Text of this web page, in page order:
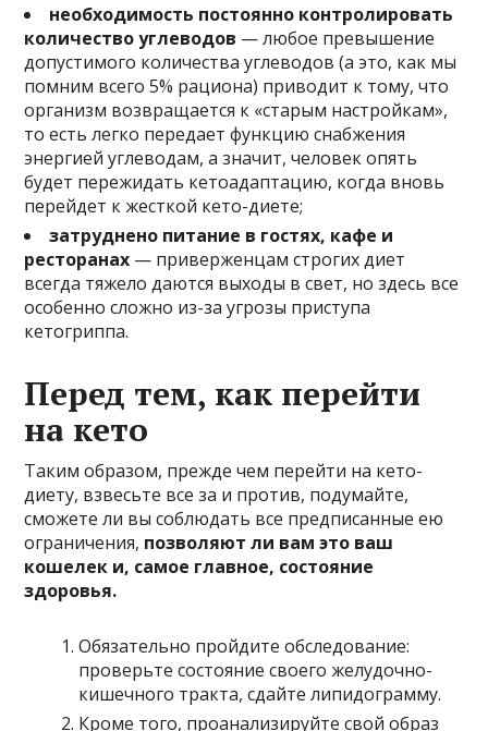
необходимость постоянно контролировать
количество углеводов — любое превышение
допустимого количества углеводов (а это, как мы
помним всего 5% рациона) приводит к тому, что
организм возвращается к «старым настройкам»,
то есть легко передает функцию снабжения
энергией углеводам, а значит, человек опять
будет пережидать кетоадаптацию, когда вновь
перейдет к жесткой кето-диете;
затруднено питание в гостях, кафе и
ресторанах — приверженцам строгих диет
всегда тяжело даются выходы в свет, но здесь все
особенно сложно из-за угрозы приступа
кетогриппа.
Перед тем, как перейти
на кето
Таким образом, прежде чем перейти на кето-
диету, взвесьте все за и против, подумайте,
сможете ли вы соблюдать все предписанные ею
ограничения, позволяют ли вам это ваш
кошелек и, самое главное, состояние
здоровья.
Обязательно пройдите обследование:
проверьте состояние своего желудочно-
кишечного тракта, сдайте липидограмму.
Кроме того, проанализируйте свой образ